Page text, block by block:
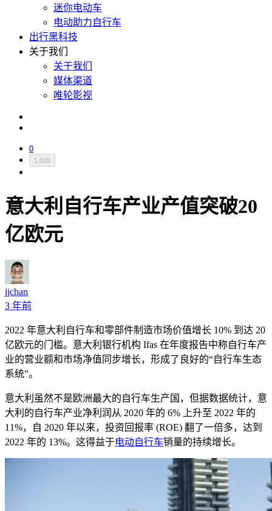
迷你电动车
电动助力自行车
出行黑科技
关于我们
关于我们
媒体渠道
唯轮影视
0
1,028
意大利自行车产业产值突破20
亿欧元
jjchan
3 年前
2022 年意大利自行车和零部件制造市场价值增长 10% 到达 20
亿欧元的门槛。意大利银行机构 Ifas 在年度报告中称自行车产
业的营业额和市场净值同步增长，形成了良好的“自行车生态
系统”。
意大利虽然不是欧洲最大的自行车生产国，但据数据统计，意
大利的自行车产业净利润从 2020 年的 6% 上升至 2022 年的
11%，自 2020 年以来，投资回报率 (ROE) 翻了一倍多，达到
2022 年的 13%。这得益于电动自行车销量的持续增长。